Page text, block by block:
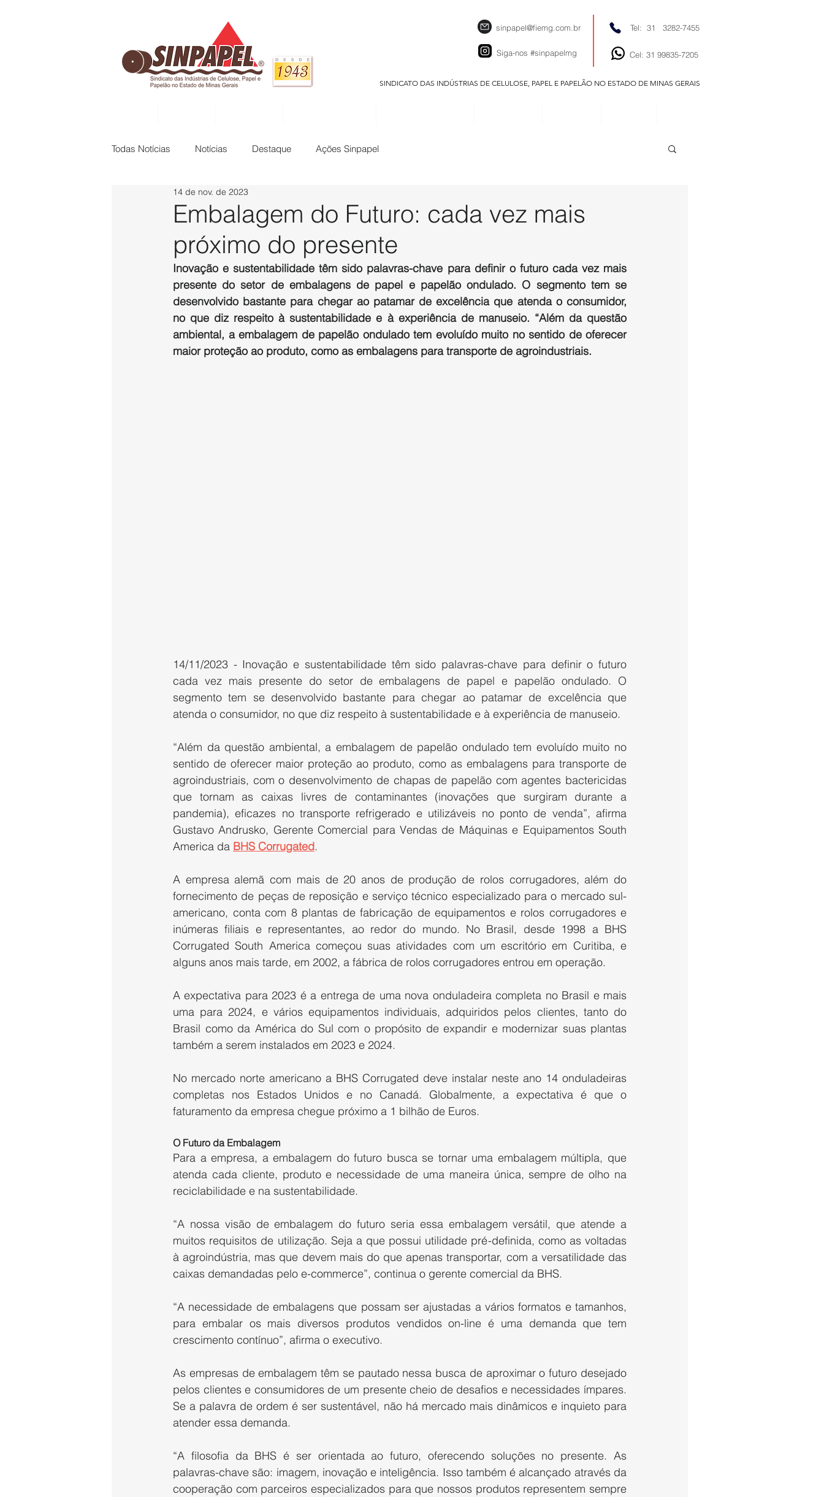
sinpapel@fiemg.com.br
Siga-nos #sinpapelmg
Tel: 31 3282-7455
Cel: 31 99835-7205
SINDICATO DAS INDÚSTRIAS DE CELULOSE, PAPEL E PAPELÃO NO ESTADO DE MINAS GERAIS
Todas Notícias Notícias Destaque Ações Sinpapel
Embalagem do Futuro: cada vez mais
próximo do presente
14 de nov. de 2023
Inovação e sustentabilidade têm sido palavras-chave para definir o futuro cada vez mais
presente do setor de embalagens de papel e papelão ondulado. O segmento tem se
desenvolvido bastante para chegar ao patamar de excelência que atenda o consumidor,
no que diz respeito à sustentabilidade e à experiência de manuseio. “Além da questão
ambiental, a embalagem de papelão ondulado tem evoluído muito no sentido de oferecer
maior proteção ao produto, como as embalagens para transporte de agroindustriais.
14/11/2023 - Inovação e sustentabilidade têm sido palavras-chave para definir o futuro
cada vez mais presente do setor de embalagens de papel e papelão ondulado. O
segmento tem se desenvolvido bastante para chegar ao patamar de excelência que
atenda o consumidor, no que diz respeito à sustentabilidade e à experiência de manuseio.
“Além da questão ambiental, a embalagem de papelão ondulado tem evoluído muito no
sentido de oferecer maior proteção ao produto, como as embalagens para transporte de
agroindustriais, com o desenvolvimento de chapas de papelão com agentes bactericidas
que tornam as caixas livres de contaminantes (inovações que surgiram durante a
pandemia), eficazes no transporte refrigerado e utilizáveis no ponto de venda”, afirma
Gustavo Andrusko, Gerente Comercial para Vendas de Máquinas e Equipamentos South
America da BHS Corrugated.
A empresa alemã com mais de 20 anos de produção de rolos corrugadores, além do
fornecimento de peças de reposição e serviço técnico especializado para o mercado sul-
americano, conta com 8 plantas de fabricação de equipamentos e rolos corrugadores e
inúmeras filiais e representantes, ao redor do mundo. No Brasil, desde 1998 a BHS
Corrugated South America começou suas atividades com um escritório em Curitiba, e
alguns anos mais tarde, em 2002, a fábrica de rolos corrugadores entrou em operação.
A expectativa para 2023 é a entrega de uma nova onduladeira completa no Brasil e mais
uma para 2024, e vários equipamentos individuais, adquiridos pelos clientes, tanto do
Brasil como da América do Sul com o propósito de expandir e modernizar suas plantas
também a serem instalados em 2023 e 2024.
No mercado norte americano a BHS Corrugated deve instalar neste ano 14 onduladeiras
completas nos Estados Unidos e no Canadá. Globalmente, a expectativa é que o
faturamento da empresa chegue próximo a 1 bilhão de Euros.
O Futuro da Embalagem
Para a empresa, a embalagem do futuro busca se tornar uma embalagem múltipla, que
atenda cada cliente, produto e necessidade de uma maneira única, sempre de olho na
reciclabilidade e na sustentabilidade.
“A nossa visão de embalagem do futuro seria essa embalagem versátil, que atende a
muitos requisitos de utilização. Seja a que possui utilidade pré-definida, como as voltadas
à agroindústria, mas que devem mais do que apenas transportar, com a versatilidade das
caixas demandadas pelo e-commerce”, continua o gerente comercial da BHS.
“A necessidade de embalagens que possam ser ajustadas a vários formatos e tamanhos,
para embalar os mais diversos produtos vendidos on-line é uma demanda que tem
crescimento contínuo”, afirma o executivo.
As empresas de embalagem têm se pautado nessa busca de aproximar o futuro desejado
pelos clientes e consumidores de um presente cheio de desafios e necessidades ímpares.
Se a palavra de ordem é ser sustentável, não há mercado mais dinâmicos e inquieto para
atender essa demanda.
“A filosofia da BHS é ser orientada ao futuro, oferecendo soluções no presente. As
palavras-chave são: imagem, inovação e inteligência. Isso também é alcançado através da
cooperação com parceiros especializados para que nossos produtos representem sempre